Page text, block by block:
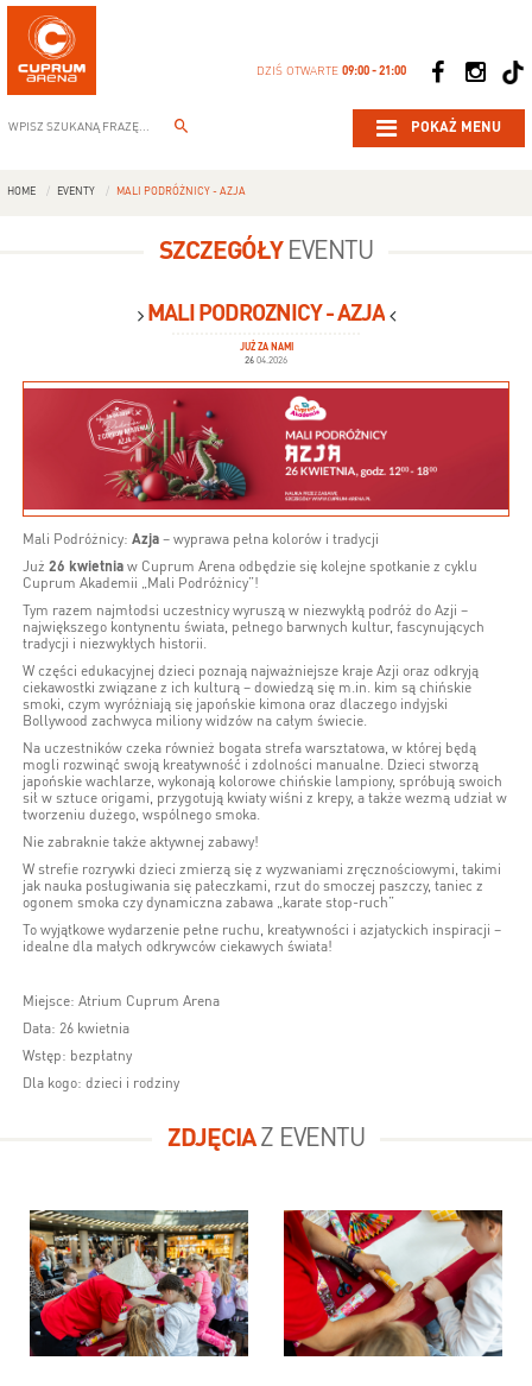
DZIŚ OTWARTE09:00 - 21:00
POKAŻ MENU
HOME EVENTY MALI PODRÓŻNICY - AZJA
SZCZEGÓŁYEVENTU
MALI PODRÓŻNICY - AZJA
JUŻ ZA NAMI
26 04.2026
Mali Podróżnicy:Azja – wyprawa pełna kolorów i tradycji
Już26 kwietnia w Cuprum Arena odbędzie się kolejne spotkanie z cyklu
Cuprum Akademii „Mali Podróżnicy”!
Tym razem najmłodsi uczestnicy wyruszą w niezwykłą podróż do Azji –
największego kontynentu świata, pełnego barwnych kultur, fascynujących
tradycji i niezwykłych historii.
W części edukacyjnej dzieci poznają najważniejsze kraje Azji oraz odkryją
ciekawostki związane z ich kulturą – dowiedzą się m.in. kim są chińskie
smoki, czym wyróżniają się japońskie kimona oraz dlaczego indyjski
Bollywood zachwyca miliony widzów na całym świecie.
Na uczestników czeka również bogata strefa warsztatowa, w której będą
mogli rozwinąć swoją kreatywność i zdolności manualne. Dzieci stworzą
japońskie wachlarze, wykonają kolorowe chińskie lampiony, spróbują swoich
sił w sztuce origami, przygotują kwiaty wiśni z krepy, a także wezmą udział w
tworzeniu dużego, wspólnego smoka.
Nie zabraknie także aktywnej zabawy!
W strefie rozrywki dzieci zmierzą się z wyzwaniami zręcznościowymi, takimi
jak nauka posługiwania się pałeczkami, rzut do smoczej paszczy, taniec z
ogonem smoka czy dynamiczna zabawa „karate stop-ruch”
To wyjątkowe wydarzenie pełne ruchu, kreatywności i azjatyckich inspiracji –
idealne dla małych odkrywców ciekawych świata!
Miejsce: Atrium Cuprum Arena
Data: 26 kwietnia
Wstęp: bezpłatny
Dla kogo: dzieci i rodziny
ZDJĘCIAZ EVENTU